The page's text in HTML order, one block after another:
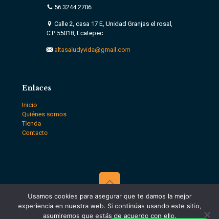
56 3244 2706
Calle 2, casa 17 E, Unidad Granjas el rosal,
C.P 55018, Ecatepec
altasaludyvida@gmail.com
Enlaces
Inicio
Quiénes somos
Tienda
Contacto
© Alta salud y vida || Todos los derechos reservados || Vleeko
Agencia de Marketing Digital CDMX
Usamos cookies para asegurar que te damos la mejor
experiencia en nuestra web. Si continúas usando este sitio,
asumiremos que estás de acuerdo con ello.